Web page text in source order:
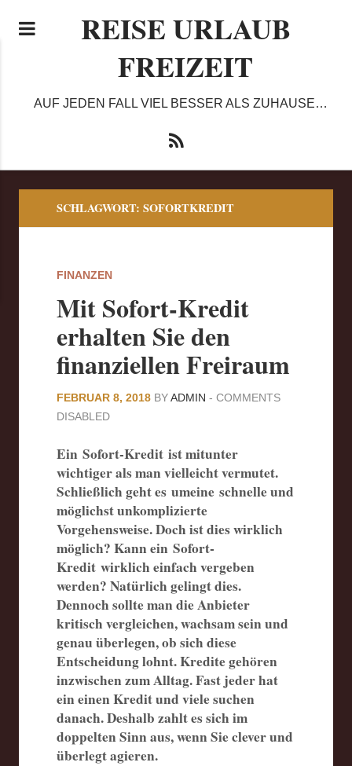
REISE URLAUB
FREIZEIT
AUF JEDEN FALL VIEL BESSER ALS ZUHAUSE…
SCHLAGWORT: SOFORTKREDIT
FINANZEN
Mit Sofort-Kredit
erhalten Sie den
finanziellen Freiraum
FEBRUAR 8, 2018 BYADMIN - COMMENTS
DISABLED
Ein Sofort-Kredit ist mitunter
wichtiger als man vielleicht vermutet.
Schließlich geht es umeine schnelle und
möglichst unkomplizierte
Vorgehensweise. Doch ist dies wirklich
möglich? Kann ein Sofort-
Kredit wirklich einfach vergeben
werden? Natürlich gelingt dies.
Dennoch sollte man die Anbieter
kritisch vergleichen, wachsam sein und
genau überlegen, ob sich diese
Entscheidung lohnt. Kredite gehören
inzwischen zum Alltag. Fast jeder hat
ein einen Kredit und viele suchen
danach. Deshalb zahlt es sich im
doppelten Sinn aus, wenn Sie clever und
überlegt agieren.